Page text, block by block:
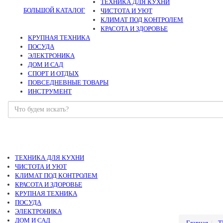
БОЛЬШОЙ КАТАЛОГ
ТЕХНИКА ДЛЯ КУХНИ
ЧИСТОТА И УЮТ
КЛИМАТ ПОД КОНТРОЛЕМ
КРАСОТА И ЗДОРОВЬЕ
КРУПНАЯ ТЕХНИКА
ПОСУДА
ЭЛЕКТРОНИКА
ДОМ И САД
СПОРТ И ОТДЫХ
ПОВСЕДНЕВНЫЕ ТОВАРЫ
ИНСТРУМЕНТ
ТЕХНИКА ДЛЯ КУХНИ
ЧИСТОТА И УЮТ
КЛИМАТ ПОД КОНТРОЛЕМ
КРАСОТА И ЗДОРОВЬЕ
КРУПНАЯ ТЕХНИКА
ПОСУДА
ЭЛЕКТРОНИКА
ДОМ И САД